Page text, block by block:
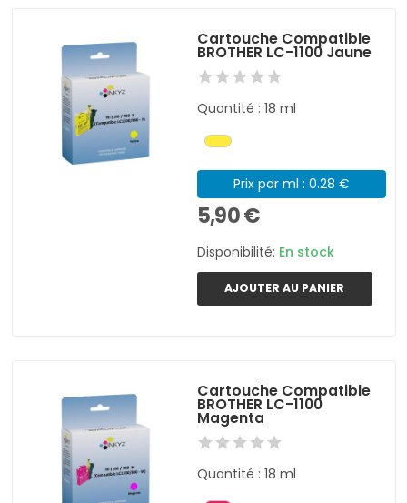
Cartouche Compatible
BROTHER LC-1100 Jaune
Quantité : 18 ml
Prix par ml : 0.28 €
5,90 €
Disponibilité: En stock
AJOUTER AU PANIER
Cartouche Compatible
BROTHER LC-1100
Magenta
Quantité : 18 ml